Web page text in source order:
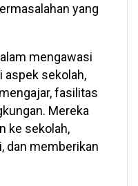
yang
mengawasi
aspek sekolah,
fasilitas
Mereka
ke sekolah,
dan memberikan